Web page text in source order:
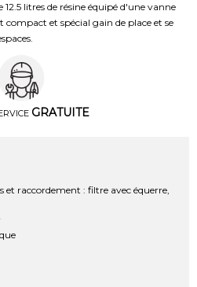
12.5 litres de résine équipé d'une vanne
et spécial gain de place et se
GRATUITE
et raccordement : filtre avec équerre,